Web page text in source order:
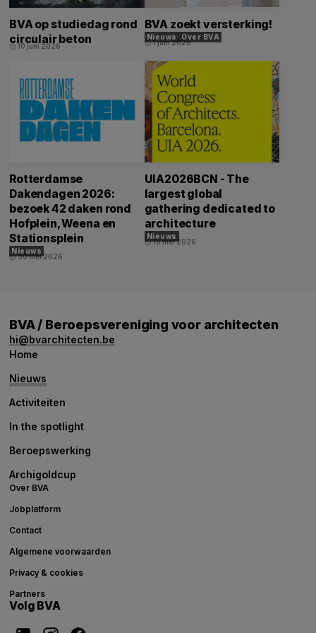
BVA op studiedag rond
circulair beton
schedule 10 juni 2026
BVA zoekt versterking!
Nieuws Over BVA
schedule1 juni 2026
Rotterdamse
Dakendagen 2026:
bezoek 42 daken rond
Hofplein, Weena en
Stationsplein
Nieuws
schedule30 mei 2026
UIA2026BCN - The
largest global
gathering dedicated to
architecture
Nieuws
schedule19 mei 2026
BVA / Beroepsvereniging voor architecten
hi@bvarchitecten.be
Home
Nieuws
Activiteiten
In the spotlight
Beroepswerking
Archigoldcup
Over BVA
Jobplatform
Contact
Algemene voorwaarden
Privacy & cookies
Partners
Volg BVA